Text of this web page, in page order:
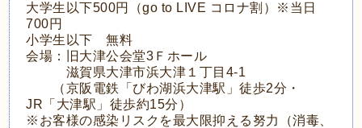
大学生以下500円（go to LIVE コロナ割）※当日
700円
小学生以下 無料
会場：旧大津公会堂3Ｆホール
滋賀県大津市浜大津１丁目4-1
（京阪電鉄「びわ湖浜大津駅」徒歩2分・
JR「大津駅」徒歩約15分）
※お客様の感染リスクを最大限抑える努力（消毒、